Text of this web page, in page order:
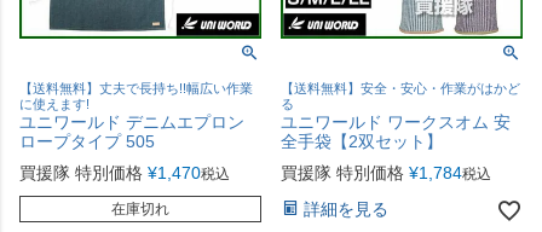
【送料無料】丈夫で長持ち!!幅広い作業
に使えます!
ユニワールド デニムエプロン
ロープタイプ 505
買援隊 特別価格 ¥1,470税込
在庫切れ
【送料無料】安全・安心・作業がはかど
る
ユニワールド ワークスオム 安
全手袋【2双セット】
買援隊 特別価格 ¥1,784税込
詳細を見る